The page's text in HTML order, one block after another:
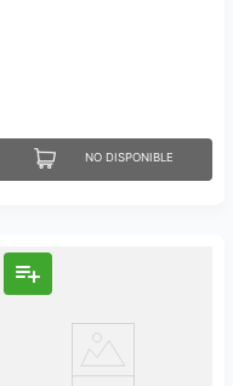
NO DISPONIBLE